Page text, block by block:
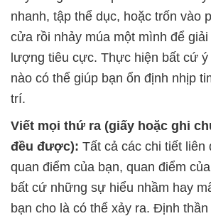
nhanh, tập thể dục, hoặc trốn vào
cửa rồi nhảy múa một mình để giải
lượng tiêu cực. Thực hiện bất cứ
nào có thể giúp bạn ổn định nhịp
trí.
Viết mọi thứ ra (giấy hoặc ghi
đều được): Tất cả các chi tiết liên
quan điểm của bạn, quan điểm
bất cứ những sự hiểu nhầm hay
bạn cho là có thể xảy ra. Định